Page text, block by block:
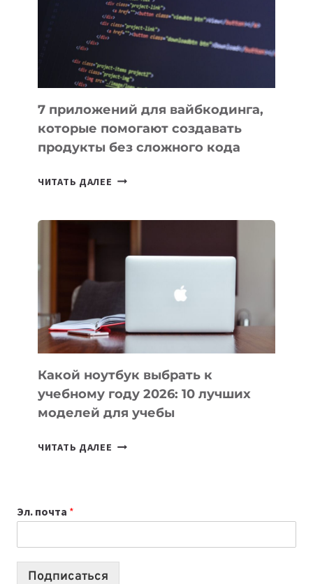
РАБОТЫ
7 приложений для вайбкодинга,
которые помогают создавать
продукты без сложного кода
ЧИТАТЬ ДАЛЕЕ 7
ПОМОГАЮТ
СОЗДАВАТЬ
БЕЗ
СЛОЖНОГО
КОДА
Какой ноутбук выбрать к
учебному году 2026: 10 лучших
моделей для учебы
ЧИТАТЬ ДАЛЕЕ КАКОЙ
2026:
10
Эл. почта *
Подписаться